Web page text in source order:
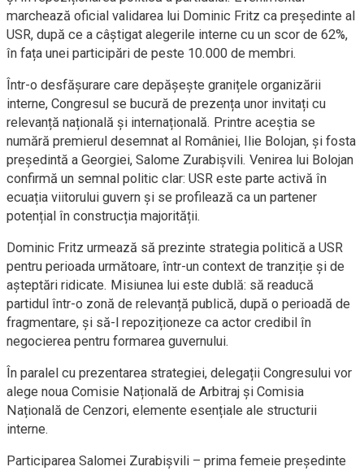
marchează oficial validarea lui Dominic Fritz ca președinte al
USR, după ce a câștigat alegerile interne cu un scor de 62%,
în fața unei participări de peste 10.000 de membri.
Într-o desfășurare care depășește granițele organizării
interne, Congresul se bucură de prezența unor invitați cu
relevanță națională și internațională. Printre aceștia se
numără premierul desemnat al României, Ilie Bolojan, și fosta
președintă a Georgiei, Salome Zurabișvili. Venirea lui Bolojan
confirmă un semnal politic clar: USR este parte activă în
ecuația viitorului guvern și se profilează ca un partener
potențial în construcția majorității.
Dominic Fritz urmează să prezinte strategia politică a USR
pentru perioada următoare, într-un context de tranziție și de
așteptări ridicate. Misiunea lui este dublă: să readucă
partidul într-o zonă de relevanță publică, după o perioadă de
fragmentare, și să-l repoziționeze ca actor credibil în
negocierea pentru formarea guvernului.
În paralel cu prezentarea strategiei, delegații Congresului vor
alege noua Comisie Națională de Arbitraj și Comisia
Națională de Cenzori, elemente esențiale ale structurii
interne.
Participarea Salomei Zurabișvili – prima femeie președinte